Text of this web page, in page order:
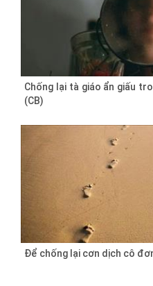
Chống lại tà giáo ẩn giấu
(CB)
Để chống lại cơn dịch cô